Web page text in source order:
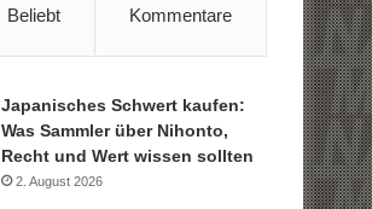
Beliebt Kommentare
Japanisches Schwert kaufen:
Was Sammler über Nihonto,
Recht und Wert wissen sollten
2. August 2026